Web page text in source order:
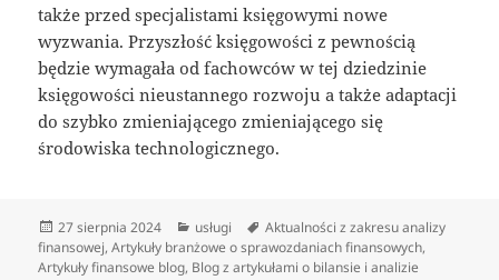
także przed specjalistami księgowymi nowe
wyzwania. Przyszłość księgowości z pewnością
będzie wymagała od fachowców w tej dziedzinie
księgowości nieustannego rozwoju a także adaptacji
do szybko zmieniającego zmieniającego się
środowiska technologicznego.
Data
publikacji
27 sierpnia 2024 Kategorie
usługi Tagi
Aktualności z zakresu analizy
finansowej,Artykuły branżowe o sprawozdaniach finansowych,
Artykuły finansowe blog, Blog z artykułami o bilansie i analizie